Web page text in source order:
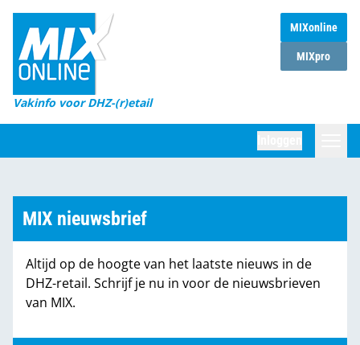
MIXonline
MIXpro
Vakinfo voor DHZ-(r)etail
Home
Magazines
DHZ Sessie
Marktcijfers
Partners
MIX nieuwsbrief
Altijd op de hoogte van het laatste nieuws in de
DHZ-retail. Schrijf je nu in voor de nieuwsbrieven
van MIX.